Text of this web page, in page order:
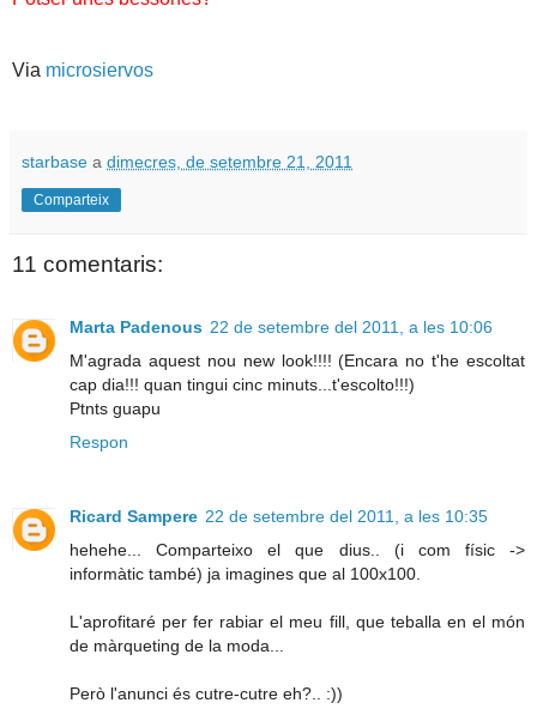
Via microsiervos
starbase a dimecres, de setembre 21, 2011
Comparteix
11 comentaris:
Marta Padenous 22 de setembre del 2011, a les 10:06
M'agrada aquest nou new look!!!! (Encara no t'he escoltat
cap dia!!! quan tingui cinc minuts...t'escolto!!!)
Ptnts guapu
Respon
Ricard Sampere 22 de setembre del 2011, a les 10:35
hehehe... Comparteixo el que dius.. (i com físic ->
informàtic també) ja imagines que al 100x100.
L'aprofitaré per fer rabiar el meu fill, que teballa en el món
de màrqueting de la moda...
Però l'anunci és cutre-cutre eh?.. :))